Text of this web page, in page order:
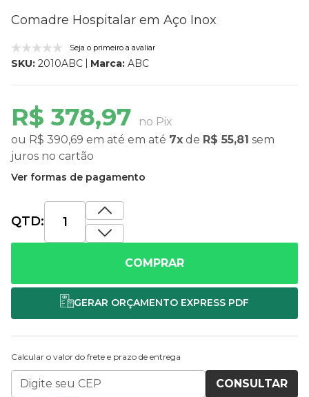
Comadre Hospitalar em Aço Inox
Seja o primeiro a avaliar
SKU: 2010ABC Marca: ABC
R$ 378,97
no Pix
ou R$ 390,69 em até em até 7x de R$ 55,81 sem
juros no cartão
Ver formas de pagamento
QTD:
COMPRAR
Calcular o valor do frete e prazo de entrega
CONSULTAR